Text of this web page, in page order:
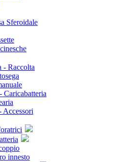
Sferoidale
- Raccolta
Caricabatteria
Accessori
innesto